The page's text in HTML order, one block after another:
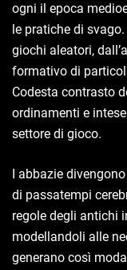
ogni il epoca
le pratiche di
giochi aleatori,
formativo di
Codesta contrasto
ordinamenti e
settore di gioco.
I abbazie
di passatempi
regole degli antichi
modellandoli alle
generano così